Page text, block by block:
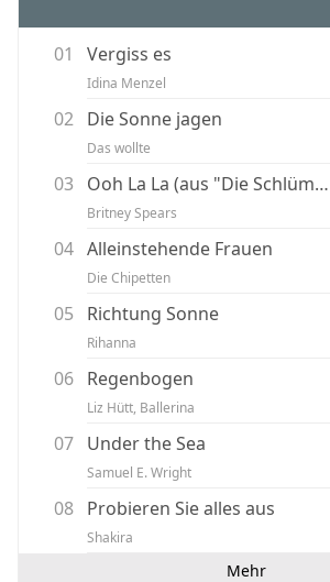
01 Vergiss es
Idina Menzel
02 Die Sonne jagen
Das wollte
03 Ooh La La (aus "Die Schlümpfe 2")
Britney Spears
04 Alleinstehende Frauen
Die Chipetten
05 Richtung Sonne
Rihanna
06 Regenbogen
Liz Hütt, Ballerina
07 Under the Sea
Samuel E. Wright
08 Probieren Sie alles aus
Shakira
Mehr